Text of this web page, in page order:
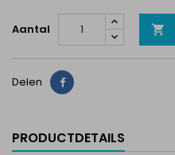
Aantal 
Delen Delen
PRODUCTDETAILS